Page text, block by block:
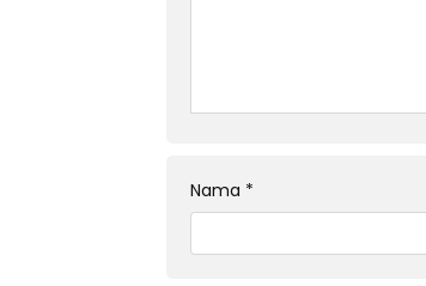
Nama *